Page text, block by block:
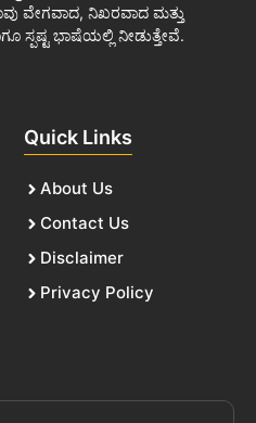
ವೇಗವಾದ, ನಿಖರವಾದ ಮತ್ತು
ಸ್ಪಷ್ಟ ಭಾಷೆಯಲ್ಲಿ ನೀಡುತ್ತೇವೆ.
Quick Links
About Us
Contact Us
Disclaimer
Privacy Policy